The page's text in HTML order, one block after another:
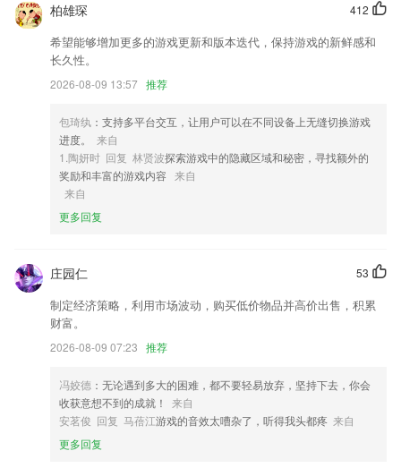
2,在各种场合成为一颗耀眼的明星；
3,【你就是贴纸】
4,365体育官网入口是一款自由探索超大地图的热血仙侠对战手游。真实
唯美的角色形象，华丽的时装自由切换，自行打造打造霸气英雄造型，多
撼，酣畅淋漓！
5,加盟成为车主、推荐身边车主成为司机并完成订单即可领取推荐奖励,
奖金丰厚,玩法多样!
6,大量的实际案例与动画相结合，让孩子更加容易的接收和了解；
扬州好运麻将下载软件优势
2.·在线观看英语教学视频，学习更加标准的英语
3.作业布置，一对一批改。
4.】控制小车把小车倒入车库。
5.身份认证、教育、身份认证快速准确，是智慧时代的瑰宝
6.掌握最智能的学习方法，名师好课在线学，智能考试检测，帮助用户快
速学习英语。
扬州好运麻将下载更新了什么?
412
柏雄琛
希望能够增加更多的游戏更新和版本迭代，保持游戏的新鲜感和
长久性。
2026-08-09 13:57 推荐
包琦纨 ：支持多平台交互，让用户可以在不同设备上无缝切换游戏
进度。
来自
1.陶妍时 回复 林贤波探索游戏中的隐藏区域和秘密，寻找额外的
奖励和丰富的游戏内容 来自
来自
更多回复
53
庄园仁
制定经济策略，利用市场波动，购买低价物品并高价出售，积累
财富。
2026-08-09 07:23 推荐
冯姣德 ：无论遇到多大的困难，都不要轻易放弃，坚持下去，你会
收获意想不到的成就！
来自
安茗俊 回复 马蓓江游戏的音效太嘈杂了，听得我头都疼 来自
更多回复